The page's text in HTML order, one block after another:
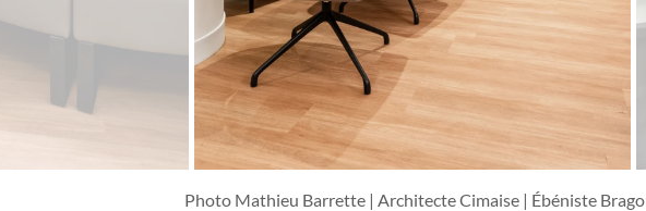
Photo Mathieu Barrette | Architecte Cimaise | Ébéniste Brago